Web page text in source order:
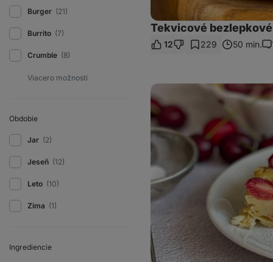
Burger (21)
Burrito (7)
Crumble (8)
Obdobie
Jar (2)
Jeseň (12)
Leto (10)
Zima (1)
Ingrediencie
Tekvicové
12 229 50 min.
Clafoutis:
francúzsky
čerešňový
koláč